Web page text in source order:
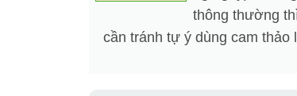
thông thường
cần tránh tự ý dùng cam